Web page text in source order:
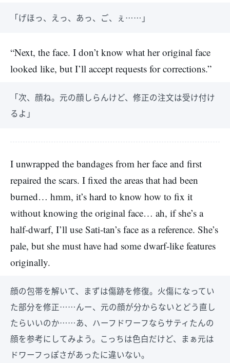
「げほっ、えっ、あっ、ご、ぇ……」
“Next, the face. I don’t know what her original face
looked like, but I’ll accept requests for corrections.”
「次、顔ね。元の顔しらんけど、修正の注文は受け付け
るよ」
I unwrapped the bandages from her face and first
repaired the scars. I fixed the areas that had been
burned… hmm, it’s hard to know how to fix it
without knowing the original face… ah, if she’s a
half-dwarf, I’ll use Sati-tan’s face as a reference. She’s
pale, but she must have had some dwarf-like features
originally.
顔の包帯を解いて、まずは傷跡を修復。火傷になってい
た部分を修正……んー、元の顔が分からないとどう直し
たらいいのか……あ、ハーフドワーフならサティたんの
顔を参考にしてみよう。こっちは色白だけど、まぁ元は
ドワーフっぽさがあったに違いない。